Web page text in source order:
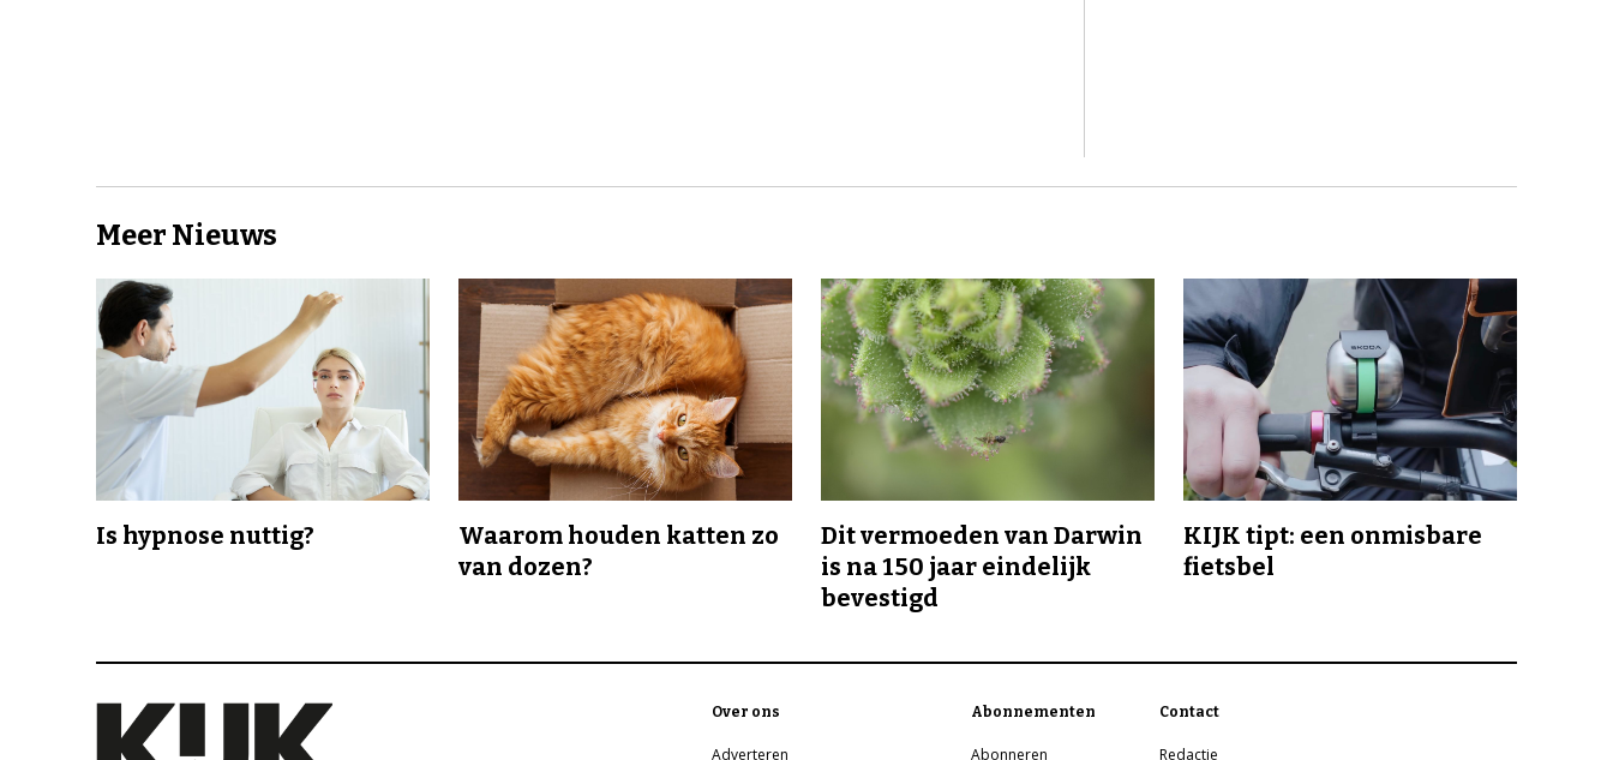
Meer Nieuws
Is hypnose nuttig?
Waarom houden katten zo
van dozen?
Dit vermoeden van Darwin
is na 150 jaar eindelijk
bevestigd
KIJK tipt: een onmisbare
fietsbel
Over ons
Adverteren
Abonnementen
Abonneren
Contact
Redactie